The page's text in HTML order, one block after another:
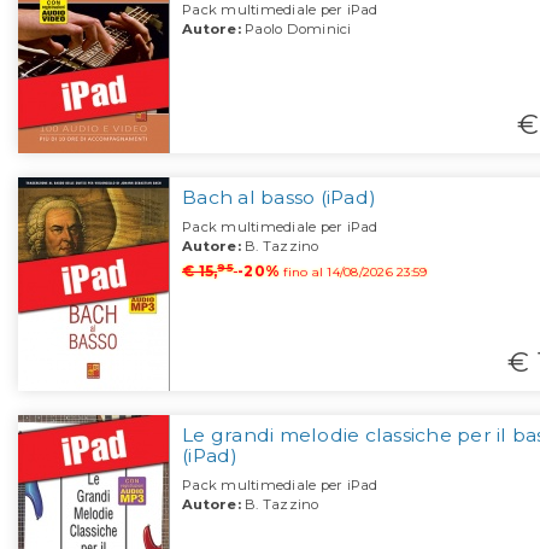
Pack multimediale per iPad
Autore:Paolo Dominici
Bach al basso (iPad)
Pack multimediale per iPad
Autore:B. Tazzino
€ 15,95 -20%fino al 14/08/2026 23:59
€
Le grandi melodie classiche per il
(iPad)
Pack multimediale per iPad
Autore:B. Tazzino